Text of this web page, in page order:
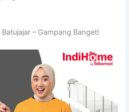
– Gampang Banget!